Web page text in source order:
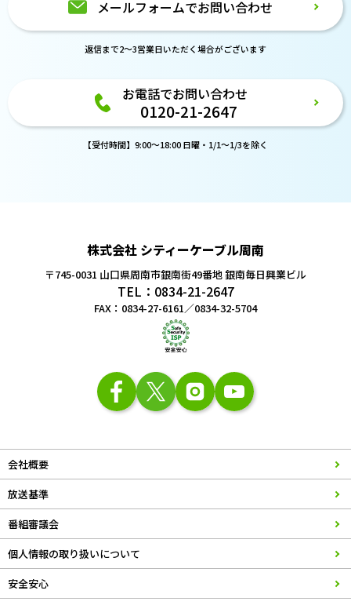
メールフォームでお問い合わせ
返信まで2～3営業日いただく場合がございます
お電話でお問い合わせ
0120-21-2647
【受付時間】9:00～18:00 日曜・1/1～1/3を除く
株式会社 シティーケーブル周南
〒745-0031 山口県周南市銀南街49番地銀南毎日興業ビル
TEL：0834-21-2647
FAX：0834-27-6161／0834-32-5704
会社概要
放送基準
番組審議会
個人情報の取り扱いについて
安全安心